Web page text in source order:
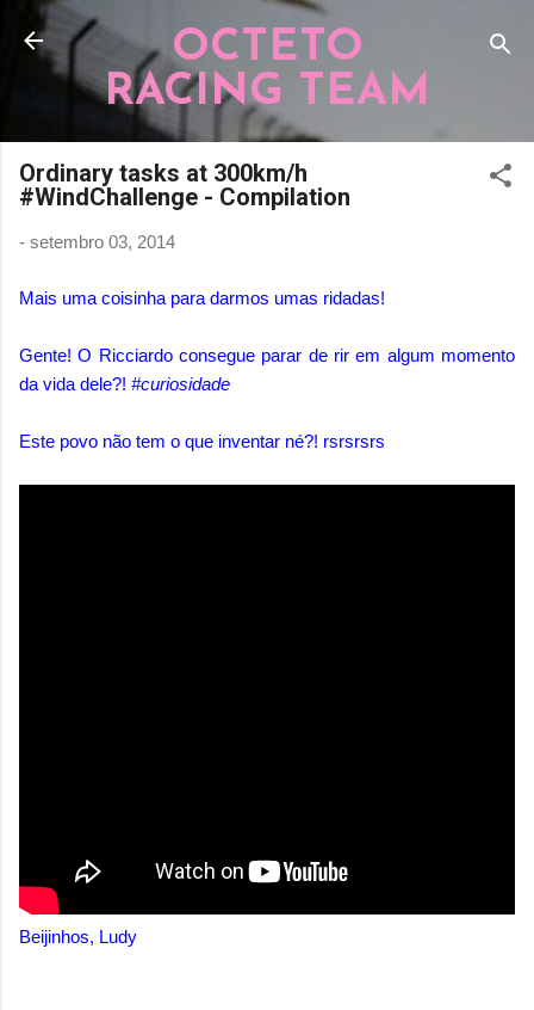
Pular para o conteúdo principal
OCTETO
RACING TEAM
Ordinary tasks at 300km/h
#WindChallenge - Compilation
- setembro 03, 2014
Mais uma coisinha para darmos umas ridadas!
Gente! O Ricciardo consegue parar de rir em algum momento
da vida dele?! #curiosidade
Este povo não tem o que inventar né?! rsrsrsrs
Beijinhos, Ludy